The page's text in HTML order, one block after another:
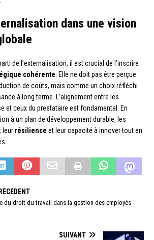
dans une vision
de l’externalisation, il est crucial de l’inscrire
cohérente . Elle ne doit pas être perçue
de coûts, mais comme un choix réfléchi
à long terme. L’alignement entre les
et ceux du prestataire est fondamental. En
à un plan de développement durable, les
leur résilience et leur capacité à innover tout en
du droit du travail dans la gestion des employés
SUIVANT